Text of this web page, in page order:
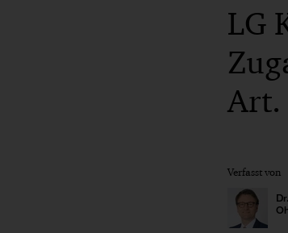
LG
Art.
Verfasst von